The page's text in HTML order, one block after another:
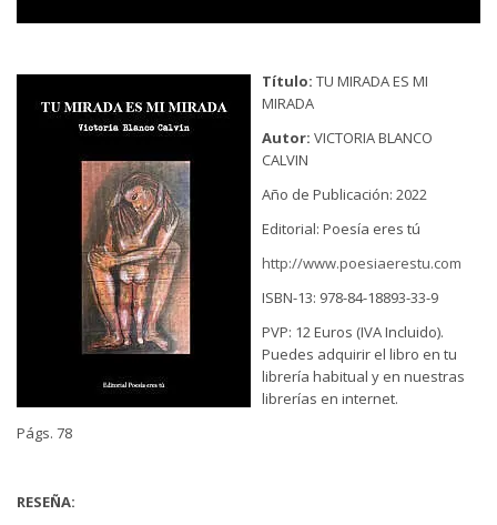
Título: TU MIRADA ES MI
MIRADA
Autor: VICTORIA BLANCO
CALVIN
Año de Publicación: 2022
Editorial: Poesía eres tú
http://www.poesiaerestu.com
ISBN-13: 978-84-18893-33-9
PVP: 12 Euros (IVA Incluido).
Puedes adquirir el libro en tu
librería habitual y en nuestras
librerías en internet.
Págs. 78
RESEÑA: